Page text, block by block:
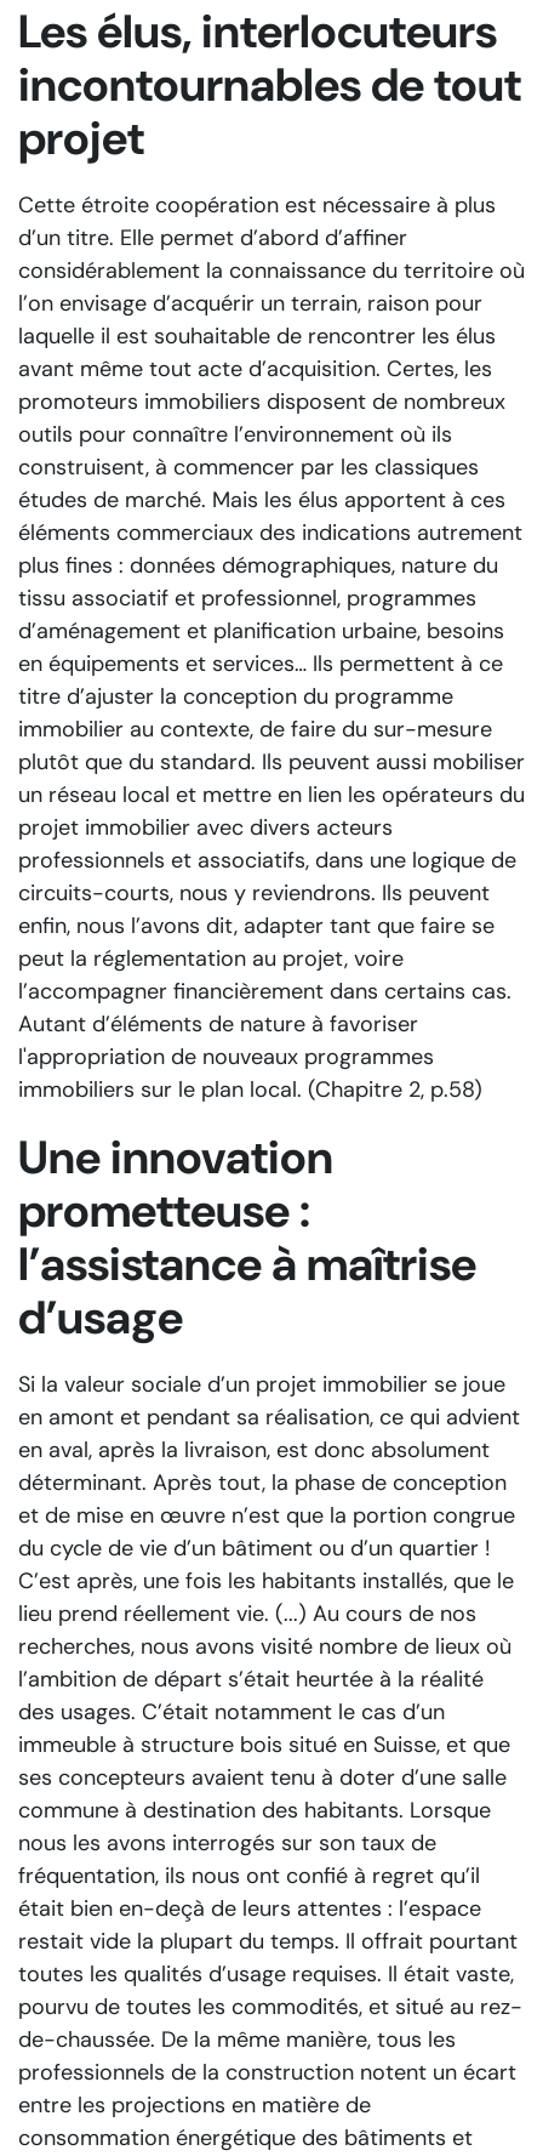
Les élus, interlocuteurs
incontournables de tout
projet
Cette étroite coopération est nécessaire à plus
d’un titre. Elle permet d’abord d’affiner
considérablement la connaissance du territoire où
l’on envisage d’acquérir un terrain, raison pour
laquelle il est souhaitable de rencontrer les élus
avant même tout acte d’acquisition. Certes, les
promoteurs immobiliers disposent de nombreux
outils pour connaître l’environnement où ils
construisent, à commencer par les classiques
études de marché. Mais les élus apportent à ces
éléments commerciaux des indications autrement
plus fines : données démographiques, nature du
tissu associatif et professionnel, programmes
d’aménagement et planification urbaine, besoins
en équipements et services… Ils permettent à ce
titre d’ajuster la conception du programme
immobilier au contexte, de faire du sur-mesure
plutôt que du standard. Ils peuvent aussi mobiliser
un réseau local et mettre en lien les opérateurs du
projet immobilier avec divers acteurs
professionnels et associatifs, dans une logique de
circuits-courts, nous y reviendrons. Ils peuvent
enfin, nous l’avons dit, adapter tant que faire se
peut la réglementation au projet, voire
l’accompagner financièrement dans certains cas.
Autant d’éléments de nature à favoriser
l'appropriation de nouveaux programmes
immobiliers sur le plan local. (Chapitre 2, p.58)
Une innovation
prometteuse :
l’assistance à maîtrise
d’usage
Si la valeur sociale d’un projet immobilier se joue
en amont et pendant sa réalisation, ce qui advient
en aval, après la livraison, est donc absolument
déterminant. Après tout, la phase de conception
et de mise en œuvre n’est que la portion congrue
du cycle de vie d’un bâtiment ou d’un quartier !
C’est après, une fois les habitants installés, que le
lieu prend réellement vie. (...) Au cours de nos
recherches, nous avons visité nombre de lieux où
l’ambition de départ s’était heurtée à la réalité
des usages. C’était notamment le cas d’un
immeuble à structure bois situé en Suisse, et que
ses concepteurs avaient tenu à doter d’une salle
commune à destination des habitants. Lorsque
nous les avons interrogés sur son taux de
fréquentation, ils nous ont confié à regret qu’il
était bien en-deçà de leurs attentes : l’espace
restait vide la plupart du temps. Il offrait pourtant
toutes les qualités d’usage requises. Il était vaste,
pourvu de toutes les commodités, et situé au rez-
de-chaussée. De la même manière, tous les
professionnels de la construction notent un écart
entre les projections en matière de
consommation énergétique des bâtiments et